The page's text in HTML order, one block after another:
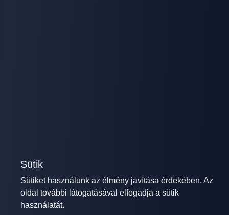
Sütik
Sütiket használunk az élmény javítása érdekében. Az
oldal további látogatásával elfogadja a sütik
használatát.